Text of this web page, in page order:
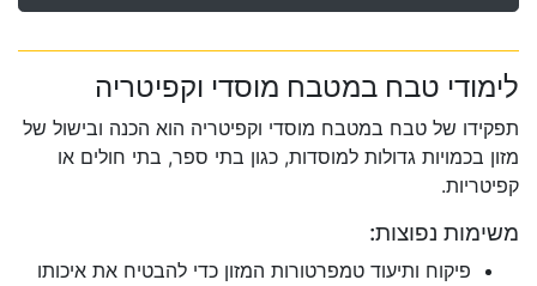
לימודי טבח במטבח מוסדי וקפיטריה
תפקידו של טבח במטבח מוסדי וקפיטריה הוא הכנה ובישול של
מזון בכמויות גדולות למוסדות, כגון בתי ספר, בתי חולים או
קפיטריות.
משימות נפוצות:
פיקוח ותיעוד טמפרטורות המזון כדי להבטיח את איכותו